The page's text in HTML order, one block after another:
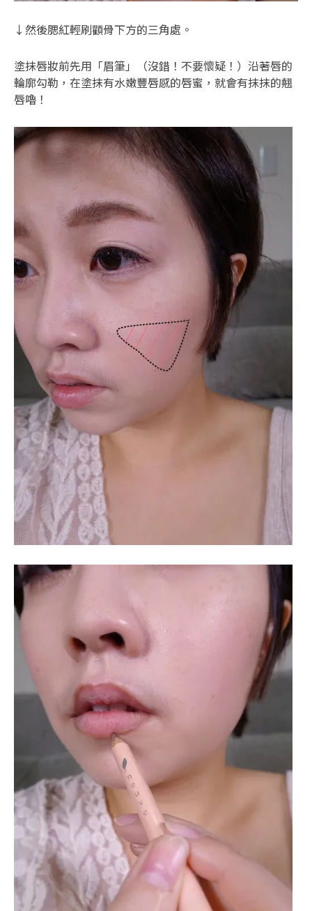
↓然後腮紅輕刷顴骨下方的三角處。
塗抹唇妝前先用「眉筆」（沒錯！不要懷疑！）沿著唇的
輪廓勾勒，在塗抹有水嫩豐唇感的唇蜜，就會有抹抹的翹
唇嚕！